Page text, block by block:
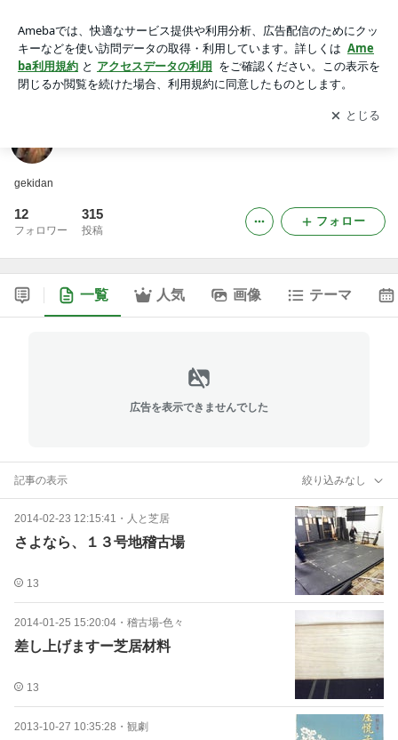
アプリをダウンロードして ブログの更新通知
を受け取りまし
ょう。
開く
gekidan
12
フォロワー
315
投稿
フォロー
一覧 人気 画像 テーマ
広告を表示できませんでした
記事の表示 絞り込みなし
2014-02-23 12:15:41 ・ 人と芝居
さよなら、１３号地稽古場
13
2014-01-25 15:20:04 ・ 稽古場-色々
差し上げますー芝居材料
13
2013-10-27 10:35:28 ・ 観劇